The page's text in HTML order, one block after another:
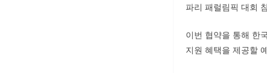
파리 패럴림픽 대회
이번 협약을 통해 한
지원 혜택을 제공할